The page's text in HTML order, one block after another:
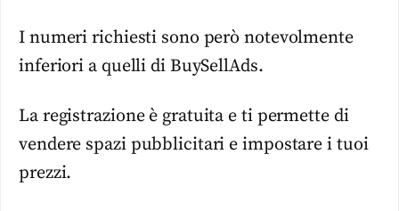
I numeri richiesti sono però notevolmente
inferiori a quelli di BuySellAds.
La registrazione è gratuita e ti permette di
vendere spazi pubblicitari e impostare i tuoi
prezzi.